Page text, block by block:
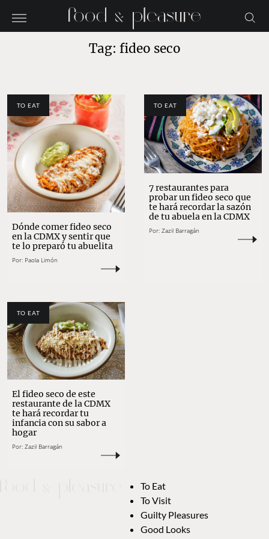
Tag: fideo seco
TO EAT
Dónde comer fideo seco
en la CDMX y sentir que
te lo preparó tu abuelita
Por: Paola Limón
TO EAT
7 restaurantes para
probar un fideo seco que
te hará recordar la sazón
de tu abuela en la CDMX
Por: Zazil Barragán
TO EAT
El fideo seco de este
restaurante de la CDMX
te hará recordar tu
infancia con su sabor a
hogar
Por: Zazil Barragán
To Eat
To Visit
Guilty Pleasures
Good Looks